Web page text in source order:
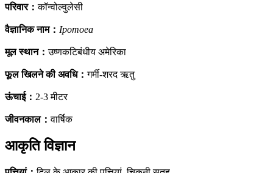
परिवार：कॉन्वोल्वुलेसी
वैज्ञानिक नाम： Ipomoea
मूल स्थान：उष्णकटिबंधीय अमेरिका
फूल खिलने की अवधि：गर्मी-शरद ऋतु
ऊंचाई： 2-3 मीटर
जीवनकाल：वार्षिक
आकृति विज्ञान